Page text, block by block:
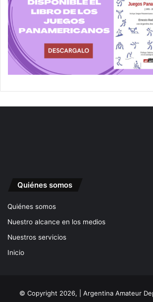
Quiénes somos
Quiénes somos
Nuestro alcance en los medios
Nuestros servicios
Inicio
© Copyright 2026, | Argentina Amateur